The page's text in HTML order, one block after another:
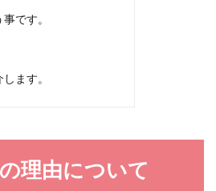
む方法
そうかと考えている女性も多いと思います。
です。
ます。
理由について